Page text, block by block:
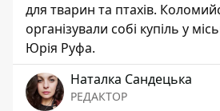
для тварин та птахів.
організували собі купіль у
Юрія Руфа.
Наталка Сандецька
РЕДАКТОР